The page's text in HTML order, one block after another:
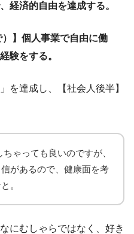
経済的自由を達成する。
】 個人事業で自由に働
験をする。
を達成し、【社会人後半】
ゃっても良いのですが、
信があるので、健康面を考
。
にむしゃらではなく、好き